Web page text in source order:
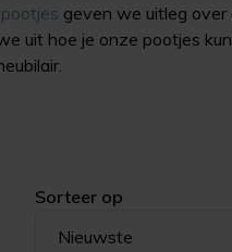
geven we uitleg over
uit hoe je onze pootjes
Sorteer op
Nieuwste